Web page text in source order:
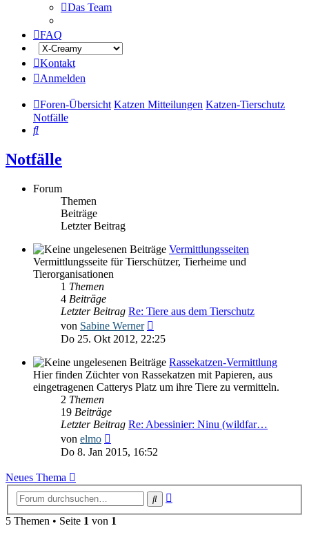
Das Team
FAQ
Kontakt
Anmelden
Foren-Übersicht Katzen Mitteilungen Katzen-Tierschutz
Notfälle
Suche
Notfälle
Forum
Themen
Beiträge
Letzter Beitrag
Vermittlungsseiten
Vermittlungsseite für Tierschützer, Tierheime und
Tierorganisationen
1 Themen
4 Beiträge
Letzter Beitrag Re: Tiere aus dem Tierschutz
von Sabine Werner
Beitrag
Do 25. Okt 2012, 22:25
Rassekatzen-Vermittlung
Hier finden Züchter von Rassekatzen mit Papieren, aus
eingetragenen Catterys Platz um ihre Tiere zu vermitteln.
2 Themen
19 Beiträge
Letzter Beitrag Re: Abessinier: Ninu (wildfar…
von elmo
Beitrag
Do 8. Jan 2015, 16:52
Neues Thema
Suche
5 Themen • Seite 1 von 1